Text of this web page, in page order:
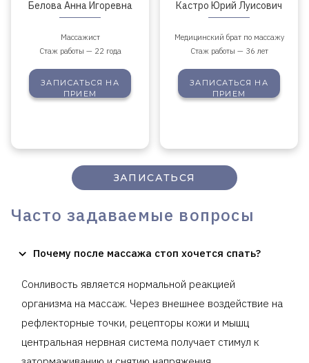
Белова Анна Игоревна
Массажист
Стаж работы — 22 года
ЗАПИСАТЬСЯ НА
ПРИЕМ
Кастро Юрий Луисович
Медицинский брат по массажу
Стаж работы — 36 лет
ЗАПИСАТЬСЯ НА
ПРИЕМ
ЗАПИСАТЬСЯ
Часто задаваемые вопросы
Почему после массажа стоп хочется спать?
Сонливость является нормальной реакцией
организма на массаж. Через внешнее воздействие на
рефлекторные точки, рецепторы кожи и мышц
центральная нервная система получает стимул к